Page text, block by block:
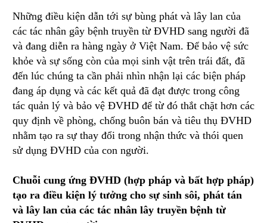
Những điều kiện dẫn tới sự bùng phát và lây lan của
các tác nhân gây bệnh truyền từ ĐVHD sang người đã
và đang diễn ra hàng ngày ở Việt Nam. Để bảo vệ sức
khỏe và sự sống còn của mọi sinh vật trên trái đất, đã
đến lúc chúng ta cần phải nhìn nhận lại các biện pháp
đang áp dụng và các kết quả đã đạt được trong công
tác quản lý và bảo vệ ĐVHD để từ đó thắt chặt hơn các
quy định về phòng, chống buôn bán và tiêu thụ ĐVHD
nhằm tạo ra sự thay đổi trong nhận thức và thói quen
sử dụng ĐVHD của con người.
Chuỗi cung ứng ĐVHD (hợp pháp và bất hợp pháp)
tạo ra điều kiện lý tưởng cho sự sinh sôi, phát tán
và lây lan của các tác nhân lây truyền bệnh từ